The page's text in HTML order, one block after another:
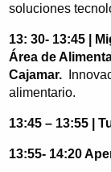
soluciones
13: 30- 13:45 |
Área de
Cajamar.
alimentario.
13:45 – 13:55 |
13:55- 14:20